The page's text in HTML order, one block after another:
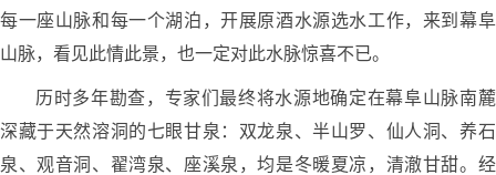
每一座山脉和每一个湖泊，开展原酒水源选水工作，来到幕阜
山脉，看见此情此景，也一定对此水脉惊喜不已。
历时多年勘查，专家们最终将水源地确定在幕阜山脉南麓
深藏于天然溶洞的七眼甘泉：双龙泉、半山罗、仙人洞、养石
泉、观音洞、翟湾泉、座溪泉，均是冬暖夏凉，清澈甘甜。经